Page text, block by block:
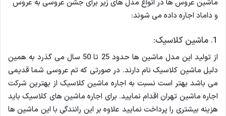
ماشین عروس ها در انواع مدل های زیر برای جشن عروسی به عروس
و داماد اجاره داده می شوند:
1. ماشین کلاسیک:
از تولید این مدل ماشین ها حدود 25 تا 50 سال می گذرد به همین
دلیل ماشین کلاسیک نام دارند. در صورتی که تم عروسی شما قدیمی
می باشد بهتر است نسبت به اجاره ماشین کلاسیک از بهترین شرکت
اجاره ماشین تهران اقدام نمایید. برای اجاره ماشین های کلاسیک باید
هزینه بیشتری را پرداخت نمایید علاوه بر این رانندگی با این ماشین ها